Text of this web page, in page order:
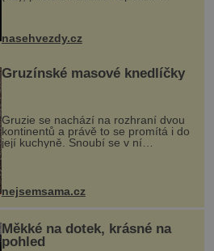
nasehvezdy.cz
Gruzínské masové knedlíčky
Gruzie se nachází na rozhraní dvou
kontinentů a právě to se promítá i do
její kuchyně. Snoubí se v ní
evropské a asijské chutě a díky tomu
pokrmy, které rozhodně st...
nejsemsama.cz
Měkké na dotek, krásné na
pohled